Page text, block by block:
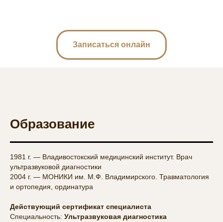
Записаться онлайн
Образование
1981 г. — Владивостокский медицинский институт. Врач
ультразвуковой диагностики
2004 г. — МОНИКИ им. М.Ф. Владимирского. Травматология
и ортопедия, ординатура
Действующий сертификат специалиста
Специальность: Ультразвуковая диагностика